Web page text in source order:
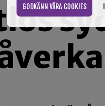
GODKÄNN VÅRA COOKIES